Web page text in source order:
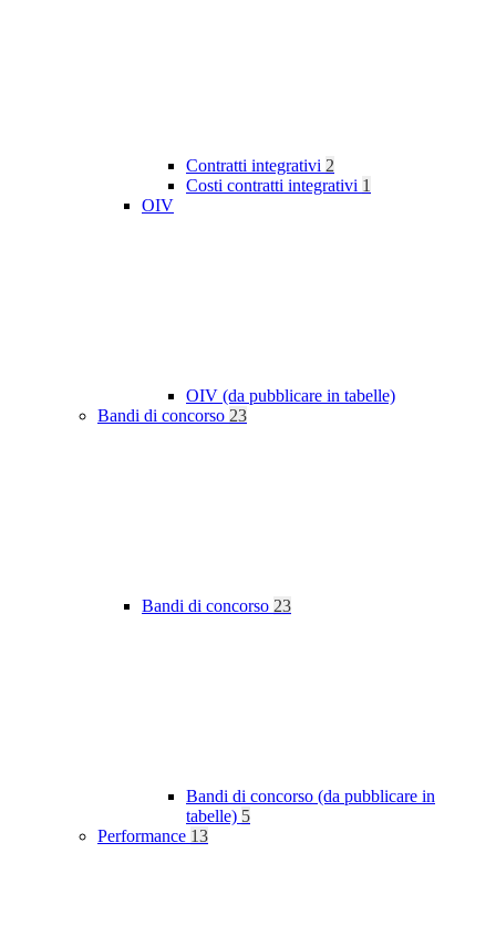
Contratti integrativi 2
Costi contratti integrativi 1
OIV
OIV (da pubblicare in tabelle)
Bandi di concorso 23
Bandi di concorso 23
Bandi di concorso (da pubblicare in
tabelle) 5
Performance 13